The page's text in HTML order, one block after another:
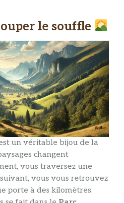
le souffle
un véritable bijou de la
changent
vous traversez une
vous vous retrouvez
porte à des kilomètres.